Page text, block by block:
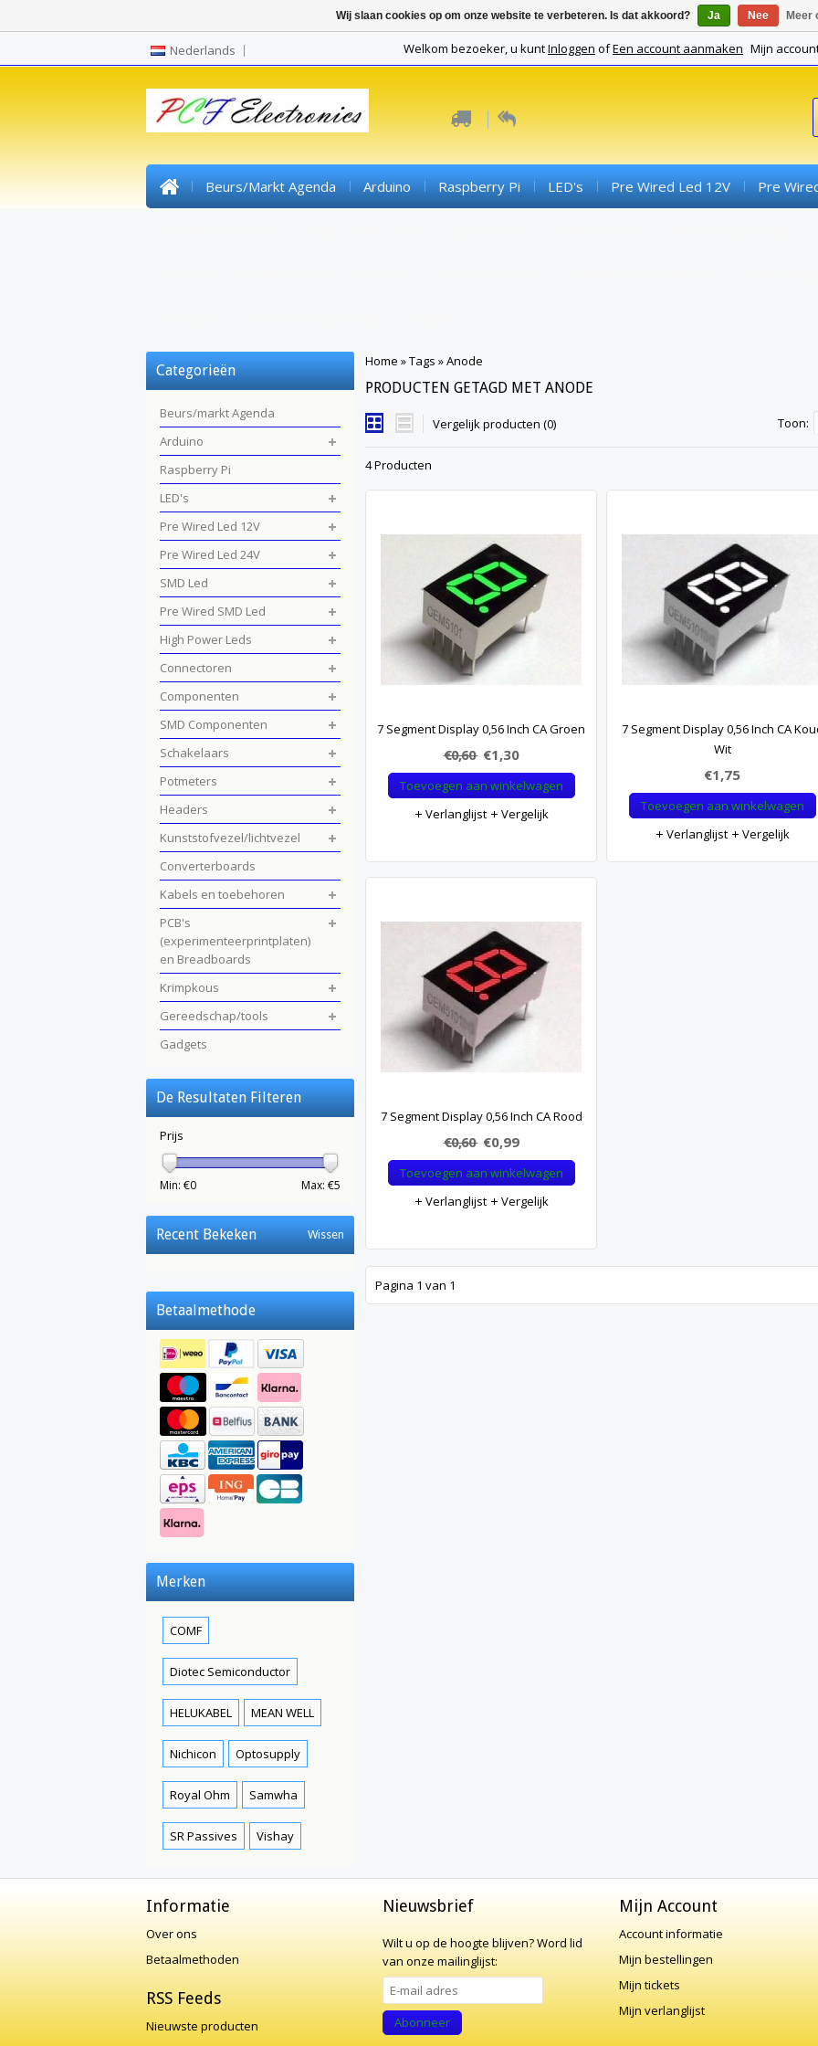
Nederlands Welkom bezoeker, u kuntInloggen ofEen account aanmaken Mijn
Beurs/markt Agenda Arduino Raspberry Pi LED's Pre Wired Led 12V Pre
Home »Tags »Anode
PRODUCTEN GETAGD MET ANODE
Vergelijk producten (0) Toon:
4 Producten
7 Segment Display 0,56 Inch CA Groen
€0,60 €1,30
Toevoegen aan winkelwagen
Verlanglijst
Vergelijk
7 Segment Display 0,56 Inch CA
Wit
€1,75
Toevoegen aan winkelwagen
Verlanglijst
Vergelijk
7 Segment Display 0,56 Inch CA Rood
€0,60 €0,99
Toevoegen aan winkelwagen
Verlanglijst
Vergelijk
Pagina 1 van 1
Categorieën
Beurs/markt Agenda
Arduino
Raspberry Pi
LED's
Pre Wired Led 12V
Pre Wired Led 24V
SMD Led
Pre Wired SMD Led
High Power Leds
Connectoren
Componenten
SMD Componenten
Schakelaars
Potmeters
Headers
Kunststofvezel/lichtvezel
Converterboards
Kabels en toebehoren
PCB's
(experimenteerprintplaten)
en Breadboards
Krimpkous
Gereedschap/tools
Gadgets
De Resultaten Filteren
Prijs
Min: €0 Max: €5
Recent Bekeken Wissen
Betaalmethode
Merken
COMF
Diotec Semiconductor
HELUKABEL MEAN WELL
Nichicon Optosupply
Royal Ohm Samwha
SR Passives Vishay
Informatie
Over ons
Betaalmethoden
RSS Feeds
Nieuwste producten
Nieuwsbrief
Wilt u op de hoogte blijven?Word lid
van onze mailinglijst:
Abonneer
Mijn Account
Account informatie
Mijn bestellingen
Mijn tickets
Mijn verlanglijst
Wij slaan cookies op om onze website te verbeteren. Is dat akkoord? Ja Nee Meer